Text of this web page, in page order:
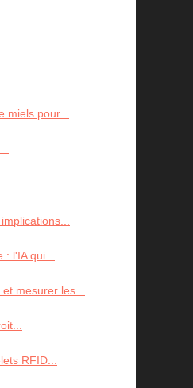
miels pour...
l'IA qui...
mesurer les...
RFID...